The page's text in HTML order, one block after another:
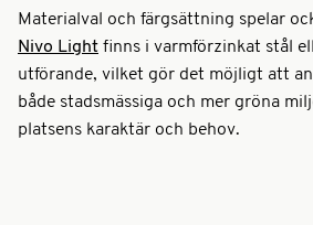
Materialval och färgsättning spelar
Nivo Light finns i varmförzinkat stål
utförande, vilket gör det möjligt att
både stadsmässiga och mer gröna
platsens karaktär och behov.